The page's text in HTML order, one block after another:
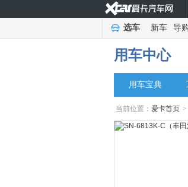
选车 新车 导
用车中心
用车宝典
当前位置： 爱卡首页 >